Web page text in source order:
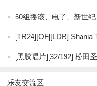
60组摇滚、电子、新世纪
[TR24][OF][LDR] Shania Twain -
[黑胶唱片][32/192] 松田圣子 - ユートピア -
乐友交流区